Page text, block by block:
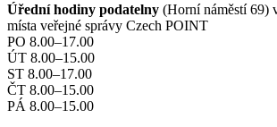
Úřední hodiny podatelny (Horní náměstí 69)
místa veřejné správy Czech POINT
PO 8.00–17.00
ÚT 8.00–15.00
ST 8.00–17.00
ČT 8.00–15.00
PÁ 8.00–15.00